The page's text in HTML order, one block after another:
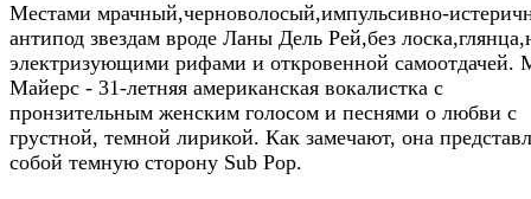
Местами мрачный,черноволосый,импульсивно-
антипод звездам вроде Ланы Дель Рей,без
электризующими рифами и откровенной самоотдачей.
Майерс - 31-летняя американская вокалистка с
пронзительным женским голосом и песнями о любви с
грустной, темной лирикой. Как замечают, она
собой темную сторону Sub Pop.